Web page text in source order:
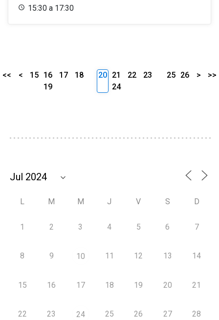
15:30 a 17:30
<< < 15 16 17
18
19
20 21 22
23
24
25 26 > >>
L M M J V S D
1 2 3 4 5 6 7
8 9 10 11 12 13 14
15 16 17 18 19 20 21
22 23 24 25 26 27 28